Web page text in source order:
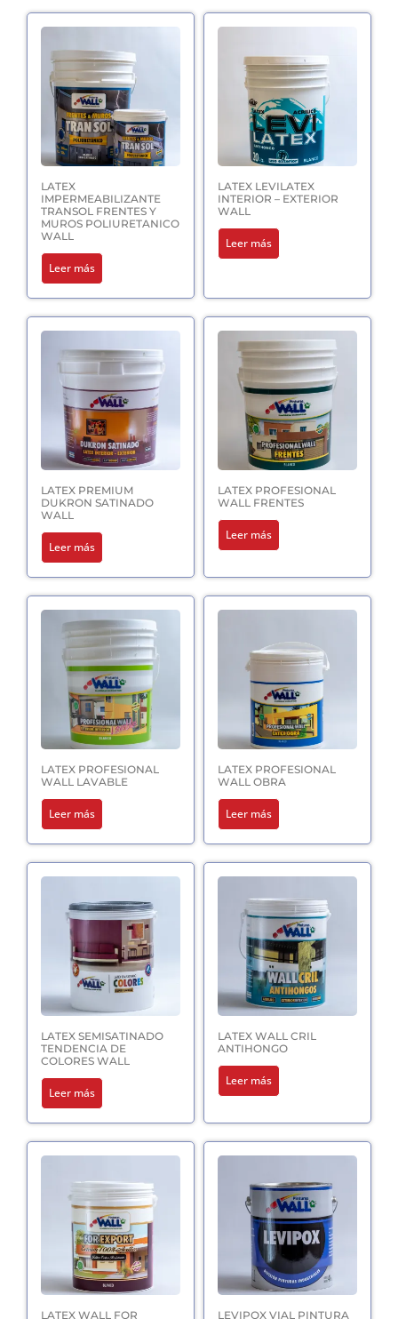
LATEX
IMPERMEABILIZANTE
TRANSOL FRENTES Y
MUROS POLIURETANICO
WALL
Leer más
LATEX LEVILATEX
INTERIOR – EXTERIOR
WALL
Leer más
LATEX PREMIUM
DUKRON SATINADO
WALL
Leer más
LATEX PROFESIONAL
WALL FRENTES
Leer más
LATEX PROFESIONAL
WALL LAVABLE
Leer más
LATEX PROFESIONAL
WALL OBRA
Leer más
LATEX SEMISATINADO
TENDENCIA DE
COLORES WALL
Leer más
LATEX WALL CRIL
ANTIHONGO
Leer más
LATEX WALL FOR LEVIPOX VIAL PINTURA